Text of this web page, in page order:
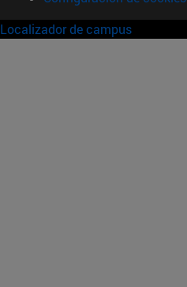
Localizador de campus